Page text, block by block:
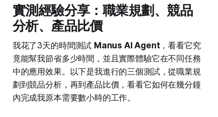
實測經驗分享：職業規劃、競品
分析、產品比價
我花了3天的時間測試 Manus AI Agent，看看它究
竟能幫我節省多少時間，並且實際體驗它在不同任務
中的應用效果。以下是我進行的三個測試，從職業規
劃到競品分析，再到產品比價，看看它如何在幾分鐘
內完成我原本需要數小時的工作。